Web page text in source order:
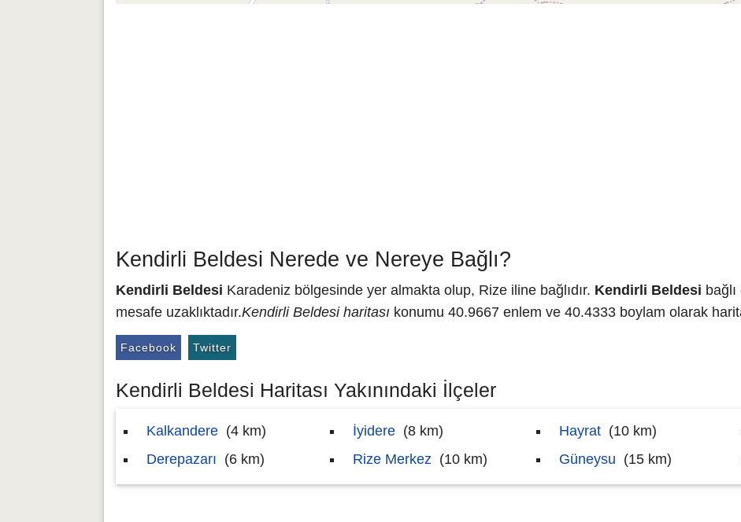
Kendirli Beldesi Nerede ve Nereye Bağlı?
Kendirli Beldesi Karadeniz bölgesinde yer almakta olup, Rize iline bağlıdır. Kendirli Beldesi
mesafe uzaklıktadır.Kendirli Beldesi haritası konumu 40.9667 enlem ve 40.4333 boylam olarak
Facebook Twitter
Kendirli Beldesi Haritası Yakınındaki İlçeler
Kalkandere (4 km)
Derepazarı (6 km)
İyidere (8 km)
Rize Merkez (10 km)
Hayrat (10 km)
Güneysu (15 km)